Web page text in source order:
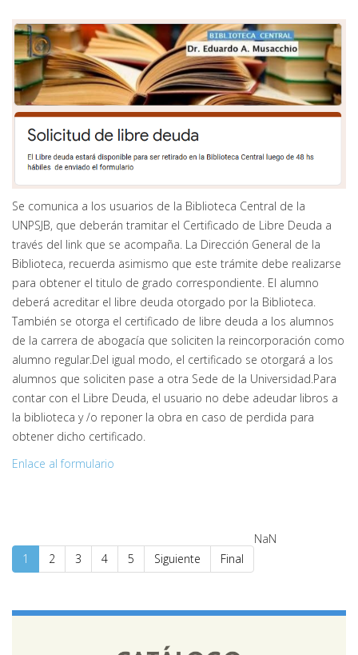
Se comunica a los usuarios de la Biblioteca Central de la
UNPSJB, que deberán tramitar el Certificado de Libre Deuda a
través del link que se acompaña. La Dirección General de la
Biblioteca, recuerda asimismo que este trámite debe realizarse
para obtener el titulo de grado correspondiente. El alumno
deberá acreditar el libre deuda otorgado por la Biblioteca.
También se otorga el certificado de libre deuda a los alumnos
de la carrera de abogacía que soliciten la reincorporación como
alumno regular.Del igual modo, el certificado se otorgará a los
alumnos que soliciten pase a otra Sede de la Universidad.Para
contar con el Libre Deuda, el usuario no debe adeudar libros a
la biblioteca y /o reponer la obra en caso de perdida para
obtener dicho certificado.
Enlace al formulario
NaN
1
2 3 4 5 Siguiente Final